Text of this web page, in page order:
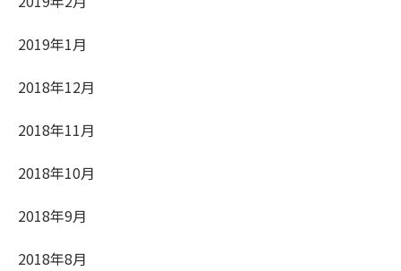
2019年1月
2018年12月
2018年11月
2018年10月
2018年9月
2018年8月